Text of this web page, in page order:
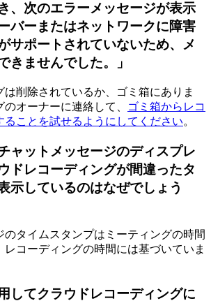
、次のエラーメッセージが表示
バーまたはネットワークに障害
サポートされていないため、メ
きませんでした。」
は削除されているか、ゴミ箱にありま
オーナーに連絡して、
ゴミ箱からレコ
ることを試せるようにしてください。
ャットメッセージのディスプレ
ドレコーディングが間違ったタ
示しているのはなぜでしょう
のタイムスタンプはミーティングの時間
レコーディングの時間には基づいていま
してクラウドレコーディングに